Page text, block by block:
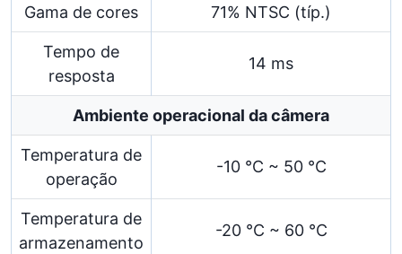
Gama de cores 71% NTSC (típ.)
Tempo de
resposta
14 ms
Ambiente operacional da câmera
Temperatura de
operação
-10 °C ~ 50 °C
Temperatura de
armazenamento
-20 °C ~ 60 °C